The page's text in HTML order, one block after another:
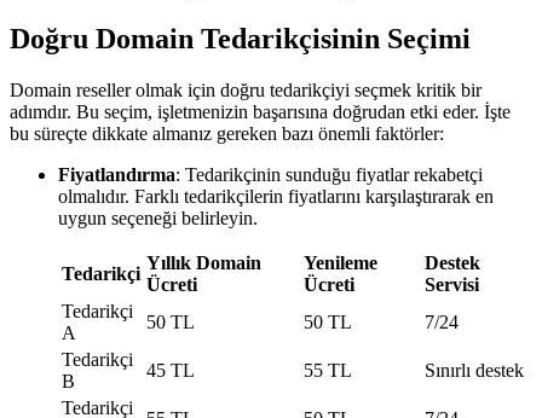
Doğru Domain Tedarikçisinin Seçimi
Domain reseller olmak için doğru tedarikçiyi seçmek kritik bir
adımdır. Bu seçim, işletmenizin başarısına doğrudan etki eder. İşte
bu süreçte dikkate almanız gereken bazı önemli faktörler:
Fiyatlandırma: Tedarikçinin sunduğu fiyatlar rekabetçi
olmalıdır. Farklı tedarikçilerin fiyatlarını karşılaştırarak en
uygun seçeneği belirleyin.
Tedarikçi
Yıllık Domain
Ücreti
Yenileme
Ücreti
Destek
Servisi
Tedarikçi
A
50 TL 50 TL
7/24
Tedarikçi
B
45 TL 55 TL
Sınırlı destek
Tedarikçi